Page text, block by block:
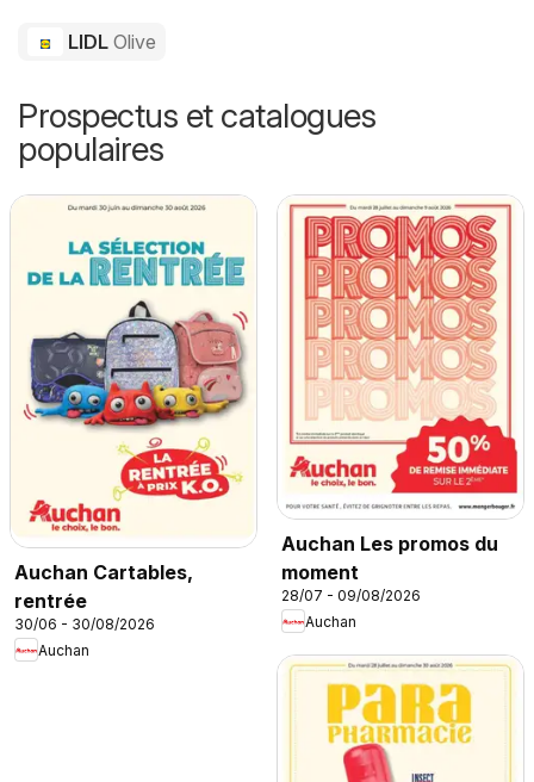
LIDL Olive
Prospectus et catalogues
populaires
Auchan Cartables,
rentrée
30/06 - 30/08/2026
Auchan
Auchan Les promos du
moment
28/07 - 09/08/2026
Auchan